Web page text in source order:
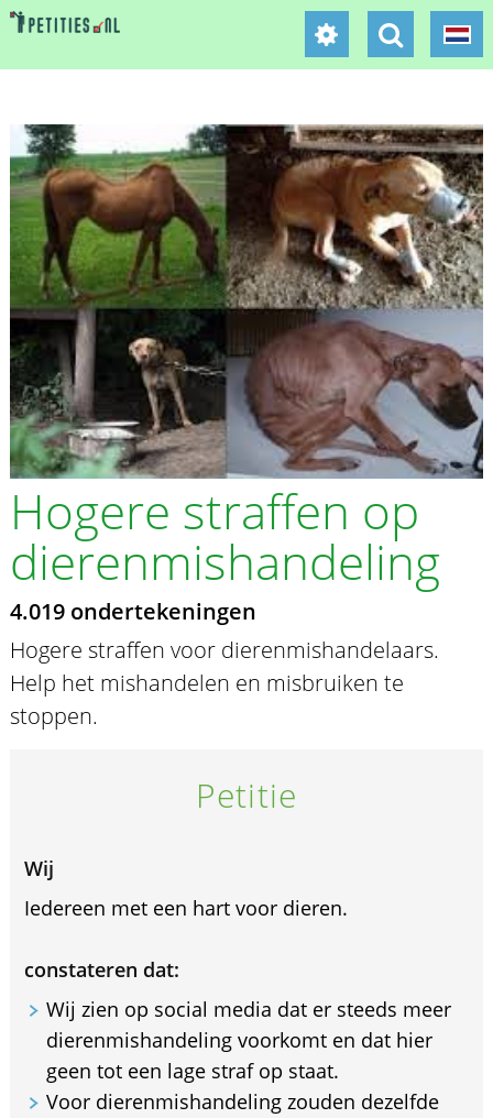
Hogere straffen op
dierenmishandeling
4.019 ondertekeningen
Hogere straffen voor dierenmishandelaars.
Help het mishandelen en misbruiken te
stoppen.
Petitie
Wij
Iedereen met een hart voor dieren.
constateren dat:
Wij zien op social media dat er steeds meer
dierenmishandeling voorkomt en dat hier
geen tot een lage straf op staat.
Voor dierenmishandeling zouden dezelfde